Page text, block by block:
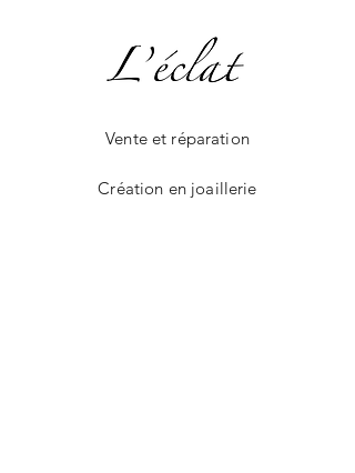
Vente et réparation
Création en joaillerie